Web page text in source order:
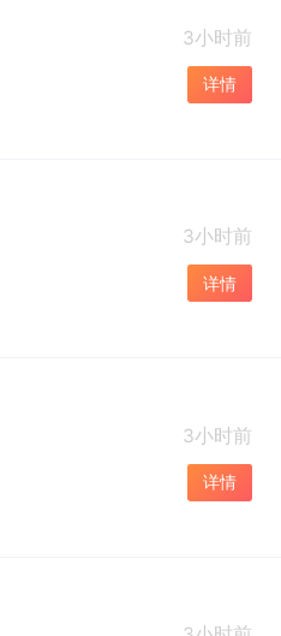
3小时前
详情
3小时前
详情
3小时前
详情